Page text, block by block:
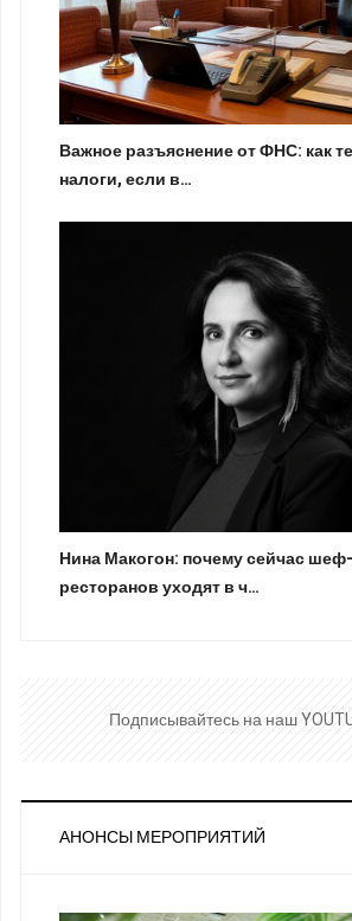
Важное разъяснение от ФНС: как
налоги, если в…
Нина Макогон: почему сейчас
ресторанов уходят в ч…
Подписывайтесь на наш
АНОНСЫ МЕРОПРИЯТИЙ